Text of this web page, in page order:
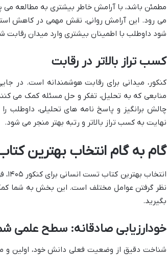
مطمئن باشد، با آرامش خاطر بیشتری به مطالعه می
می رود. این آرامش روانی، نقش مهمی در کاهش
شود داوطلب با اطمینان بیشتری وارد میدان رقابت
کسب تراز بالاتر در رقابت
کنکور، میدانی برای رقابت هوشمندانه است. در
منابعی که به تحلیل، تفکر و حل مسئله کمک می
چالش برانگیز و پاسخ نامه های تحلیلی، داوطلب
نهایت به کسب تراز بالاتر و رتبه بهتر منجر می شود.
گام به گام انتخاب بهترین
نظر گرفتن عوامل مختلف است. این بخش به شما کمک
بگیرید.
خودارزیابی صادقانه: سطح علمی
شناخت دقیق از وضعیت فعلی دانش خود، اولین و